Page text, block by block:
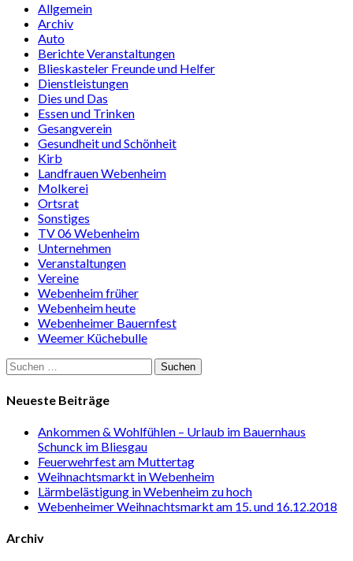
Allgemein
Archiv
Auto
Berichte Veranstaltungen
Blieskasteler Freunde und Helfer
Dienstleistungen
Dies und Das
Essen und Trinken
Gesangverein
Gesundheit und Schönheit
Kirb
Landfrauen Webenheim
Molkerei
Ortsrat
Sonstiges
TV 06 Webenheim
Unternehmen
Veranstaltungen
Vereine
Webenheim früher
Webenheim heute
Webenheimer Bauernfest
Weemer Küchebulle
Suchen
nach:
Neueste Beiträge
Ankommen & Wohlfühlen – Urlaub im Bauernhaus
Schunck im Bliesgau
Feuerwehrfest am Muttertag
Weihnachtsmarkt in Webenheim
Lärmbelästigung in Webenheim zu hoch
Webenheimer Weihnachtsmarkt am 15. und 16.12.2018
Archiv